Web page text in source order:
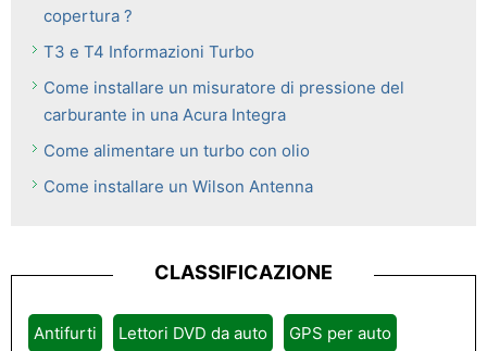
copertura ?
T3 e T4 Informazioni Turbo
Come installare un misuratore di pressione del
carburante in una Acura Integra
Come alimentare un turbo con olio
Come installare un Wilson Antenna
CLASSIFICAZIONE
Antifurti Lettori DVD da auto GPS per auto